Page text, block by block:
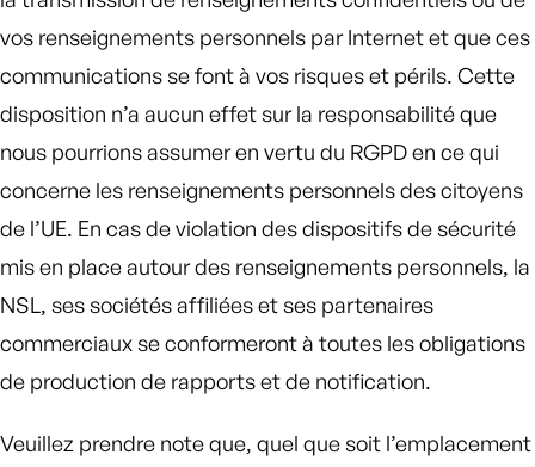
vos renseignements personnels par Internet et que ces
communications se font à vos risques et périls. Cette
disposition n’a aucun effet sur la responsabilité que
nous pourrions assumer en vertu du RGPD en ce qui
concerne les renseignements personnels des citoyens
de l’UE. En cas de violation des dispositifs de sécurité
mis en place autour des renseignements personnels, la
NSL, ses sociétés affiliées et ses partenaires
commerciaux se conformeront à toutes les obligations
de production de rapports et de notification.
Veuillez prendre note que, quel que soit l’emplacement